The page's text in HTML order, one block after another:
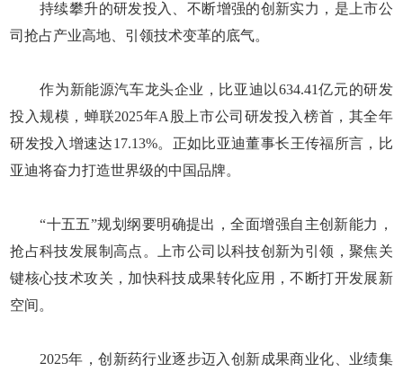
持续攀升的研发投入、不断增强的创新实力，是上市公
司抢占产业高地、引领技术变革的底气。
作为新能源汽车龙头企业，比亚迪以634.41亿元的研发
投入规模，蝉联2025年A股上市公司研发投入榜首，其全年
研发投入增速达17.13%。正如比亚迪董事长王传福所言，比
亚迪将奋力打造世界级的中国品牌。
“十五五”规划纲要明确提出，全面增强自主创新能力，
抢占科技发展制高点。上市公司以科技创新为引领，聚焦关
键核心技术攻关，加快科技成果转化应用，不断打开发展新
空间。
2025年，创新药行业逐步迈入创新成果商业化、业绩集